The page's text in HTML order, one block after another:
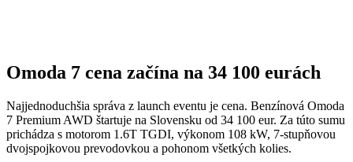
Omoda 7 cena začína na 34 100 eurách
Najjednoduchšia správa z launch eventu je cena. Benzínová Omoda
7 Premium AWD štartuje na Slovensku od 34 100 eur. Za túto sumu
prichádza s motorom 1.6T TGDI, výkonom 108 kW, 7-stupňovou
dvojspojkovou prevodovkou a pohonom všetkých kolies.